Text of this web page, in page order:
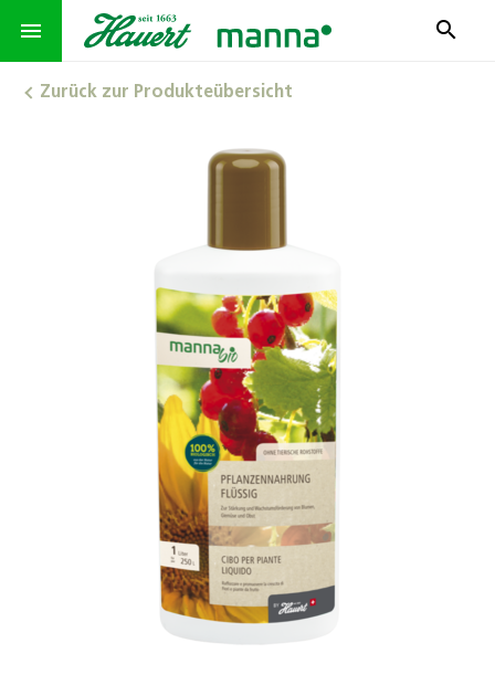
menu search
Zurück zur Produkteübersicht